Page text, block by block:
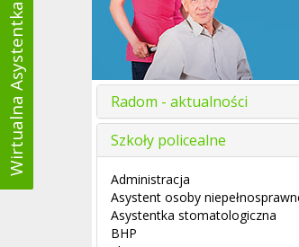
Radom - aktualności
Szkoły policealne
Administracja
Asystent osoby
Asystentka stomatologiczna
BHP
Wirtualna Asystentka